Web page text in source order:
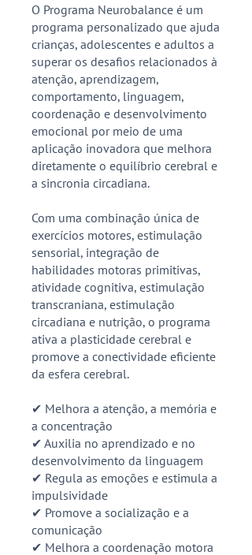
O Programa Neurobalance é um
programa personalizado que ajuda
crianças, adolescentes e adultos a
superar os desafios relacionados à
atenção, aprendizagem,
comportamento, linguagem,
coordenação e desenvolvimento
emocional por meio de uma
aplicação inovadora que melhora
diretamente o equilíbrio cerebral e
a sincronia circadiana.
Com uma combinação única de
exercícios motores, estimulação
sensorial, integração de
habilidades motoras primitivas,
atividade cognitiva, estimulação
transcraniana, estimulação
circadiana e nutrição, o programa
ativa a plasticidade cerebral e
promove a conectividade eficiente
da esfera cerebral.
✔ Melhora a atenção, a memória e
a concentração
✔ Auxilia no aprendizado e no
desenvolvimento da linguagem
✔ Regula as emoções e estimula a
impulsividade
✔ Promove a socialização e a
comunicação
✔ Melhora a coordenação motora